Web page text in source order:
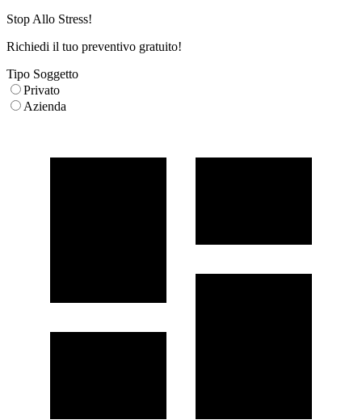
Stop Allo Stress!
Richiedi il tuo preventivo gratuito!
Tipo Soggetto
Privato
Azienda